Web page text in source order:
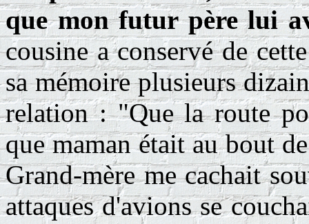
que mon futur père lui
cousine a conservé de
sa mémoire plusieurs
relation : "Que la route
que maman était au bout
Grand-mère me cachait
attaques d'avions se